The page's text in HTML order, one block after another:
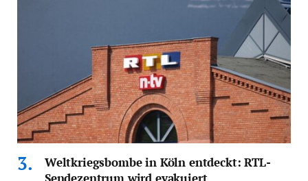
Weltkriegsbombe in Köln entdeckt: RTL-